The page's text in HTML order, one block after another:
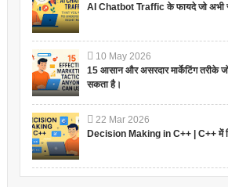
AI Chatbot Traffic के फायदे जो अभी
10 May 2026
15 आसान और असरदार मार्केटिंग तरीके
सकता है।
22 Mar 2026
Decision Making in C++ | C++ में